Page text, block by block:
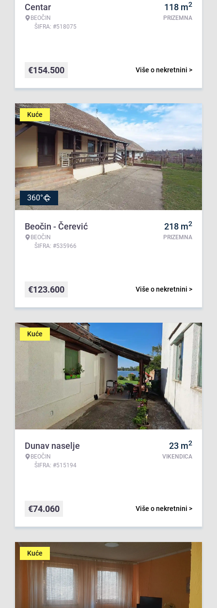
Centar
BEOČIN
ŠIFRA: #518075
118 m2
PRIZEMNA
Više o nekretnini >
€154.500
Kuće
360°
Beočin - Čerević
BEOČIN
ŠIFRA: #535966
218 m2
PRIZEMNA
Više o nekretnini >
€123.600
Kuće
Dunav naselje
BEOČIN
ŠIFRA: #515194
23 m2
VIKENDICA
Više o nekretnini >
€74.060
Kuće